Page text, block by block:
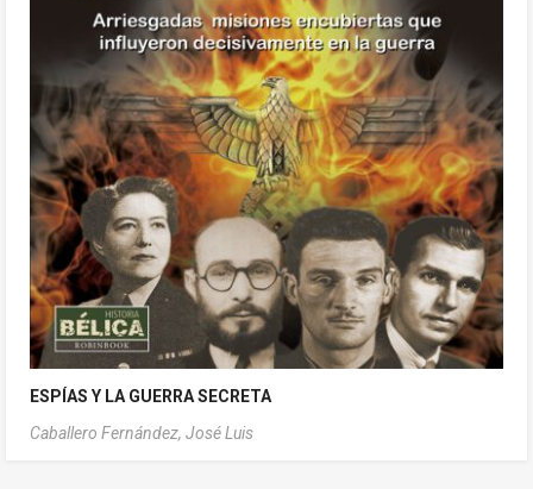
ESPÍAS Y LA GUERRA SECRETA
Caballero Fernández, José Luis